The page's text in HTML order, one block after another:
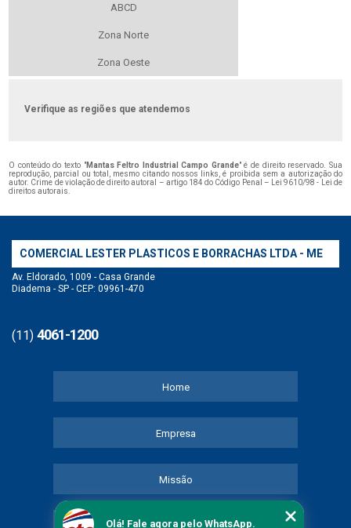
ABCD
Zona Norte
Zona Oeste
Verifique as regiões que atendemos
O conteúdo do texto "Mantas Feltro Industrial Campo Grande" é de direito reservado. Sua
reprodução, parcial ou total, mesmo citando nossos links, é proibida sem a autorização do
autor. Crime de violação de direito autoral – artigo 184 do Código Penal –
Lei 9610/98 - Lei de
direitos autorais
COMERCIAL LESTER PLASTICOS E BORRACHAS LTDA - ME
Av. Eldorado, 1009 - Casa Grande
Diadema - SP - CEP: 09961-470
(11) 4061-1200
Home
Empresa
Missão
Olá! Fale agora pelo WhatsApp.